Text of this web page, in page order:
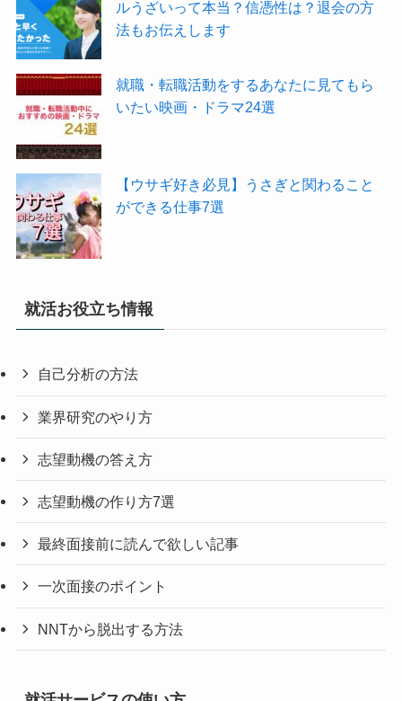
ルうざいって本当？信憑性は？退会の方
法もお伝えします
就職・転職活動をするあなたに見てもら
いたい映画・ドラマ24選
【ウサギ好き必見】うさぎと関わること
ができる仕事7選
就活お役立ち情報
自己分析の方法
業界研究のやり方
志望動機の答え方
志望動機の作り方7選
最終面接前に読んで欲しい記事
一次面接のポイント
NNTから脱出する方法